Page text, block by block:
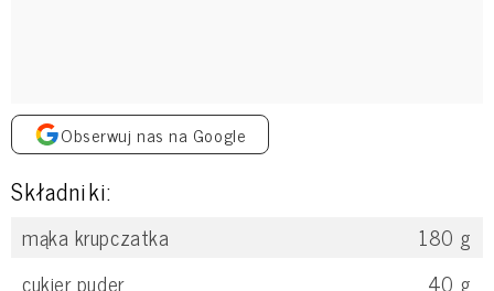
Obserwuj nas na Google
Składniki:
mąka krupczatka 180 g
cukier puder
40 g